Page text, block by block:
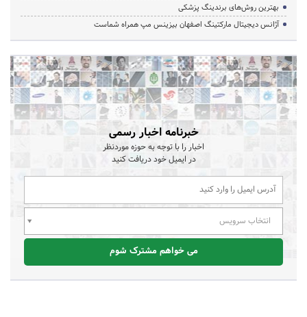
بهترین روش‌های برندینگ پزشکی
آژانس دیجیتال مارکتینگ اصفهان بیزینس مپ همراه شماست
خبرنامه اخبار رسمی
اخبار را با توجه به حوزه موردنظر
در ایمیل خود دریافت کنید
انتخاب سرویس
می خواهم مشترک شوم